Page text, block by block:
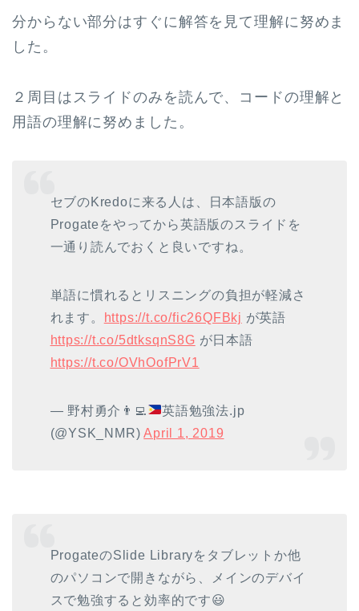
分からない部分はすぐに解答を見て理解に努めま
した。
２周目はスライドのみを読んで、コードの理解と
用語の理解に努めました。
セブのKredoに来る人は、日本語版の
Progateをやってから英語版のスライドを
一通り読んでおくと良いですね。
単語に慣れるとリスニングの負担が軽減さ
れます。
https://t.co/fic26QFBkj が英語
https://t.co/5dtksqnS8G が日本語
https://t.co/OVhOofPrV1
— 野村勇介 👨‍💻
英語勉強法.jp
(@YSK_NMR)April 1, 2019
ProgateのSlide Libraryをタブレットか他
のパソコンで開きながら、メインのデバイ
スで勉強すると効率的です😃